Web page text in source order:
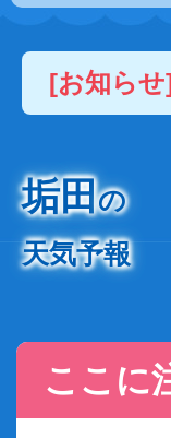
[お知らせ
垢田の
天気予報
ここに